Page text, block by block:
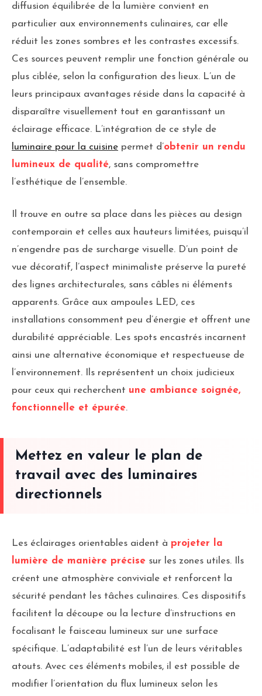
diffusion équilibrée de la lumière convient en
particulier aux environnements culinaires, car elle
réduit les zones sombres et les contrastes excessifs.
Ces sources peuvent remplir une fonction générale ou
plus ciblée, selon la configuration des lieux. L’un de
leurs principaux avantages réside dans la capacité à
disparaître visuellement tout en garantissant un
éclairage efficace. L’intégration de ce style de
luminaire pour la cuisine permet d’obtenir un rendu
lumineux de qualité, sans compromettre
l’esthétique de l’ensemble.
Il trouve en outre sa place dans les pièces au design
contemporain et celles aux hauteurs limitées, puisqu’il
n’engendre pas de surcharge visuelle. D’un point de
vue décoratif, l’aspect minimaliste préserve la pureté
des lignes architecturales, sans câbles ni éléments
apparents. Grâce aux ampoules LED, ces
installations consomment peu d’énergie et offrent une
durabilité appréciable. Les spots encastrés incarnent
ainsi une alternative économique et respectueuse de
l’environnement. Ils représentent un choix judicieux
pour ceux qui recherchent une ambiance soignée,
fonctionnelle et épurée.
Mettez en valeur le plan de
travail avec des luminaires
directionnels
Les éclairages orientables aident à projeter la
lumière de manière précise sur les zones utiles. Ils
créent une atmosphère conviviale et renforcent la
sécurité pendant les tâches culinaires. Ces dispositifs
facilitent la découpe ou la lecture d’instructions en
focalisant le faisceau lumineux sur une surface
spécifique. L’adaptabilité est l’un de leurs véritables
atouts. Avec ces éléments mobiles, il est possible de
modifier l’orientation du flux lumineux selon les